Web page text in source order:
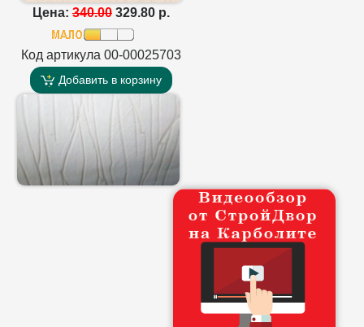
Цена: 340.00 329.80 р.
Код артикула 00-00025703
Добавить в корзину